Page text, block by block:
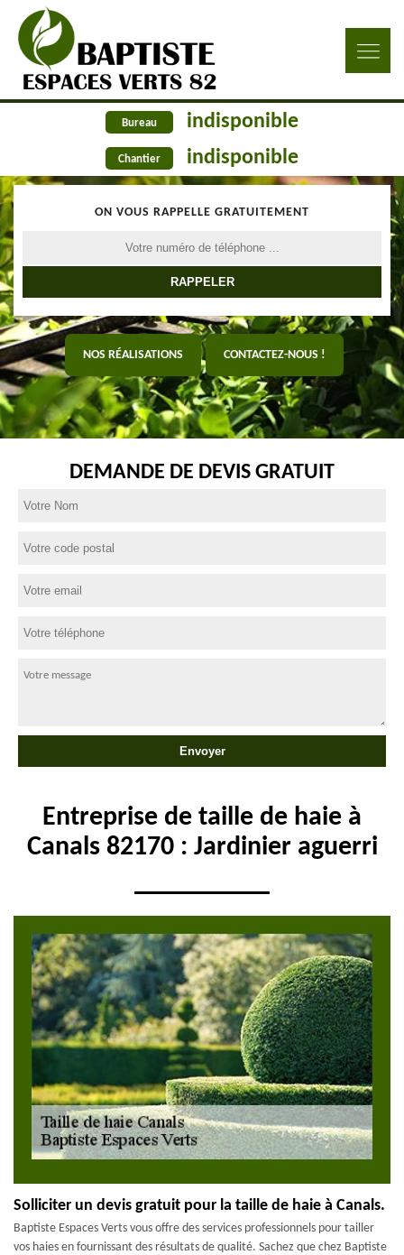
Bureau indisponible
Chantier indisponible
ON VOUS RAPPELLE GRATUITEMENT
NOS RÉALISATIONS CONTACTEZ-NOUS !
DEMANDE DE DEVIS GRATUIT
Entreprise de taille de haie à
Canals 82170 : Jardinier aguerri
Solliciter un devis gratuit pour la taille de haie à Canals.
Baptiste Espaces Verts vous offre des services professionnels pour tailler
vos haies en fournissant des résultats de qualité. Sachez que chez Baptiste